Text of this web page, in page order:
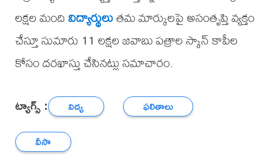
లక్షల మందివిద్యార్థులుతమ మార్కులపై అసంతృప్తి వ్యక్తం
చేస్తూ సుమారు 11 లక్షల జవాబు పత్రాల స్కాన్ కాపీల
కోసం దరఖాస్తు చేసినట్లు సమాచారం.
ట్యాగ్స్ : విద్య
ఫలితాలు
వీసా